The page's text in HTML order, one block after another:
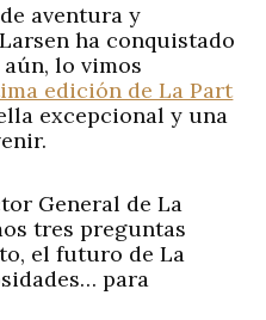
aventura y
ha conquistado
lo vimos
edición de La Part
excepcional y una
General de La
tres preguntas
el futuro de La
para